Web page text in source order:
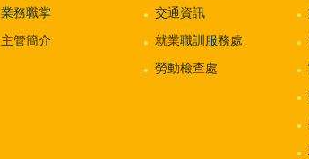
業務職掌
主管簡介
交通資訊
就業職訓服務處
勞動檢查處